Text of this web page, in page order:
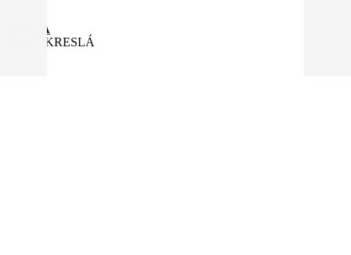
PAULA
KRESLÁ